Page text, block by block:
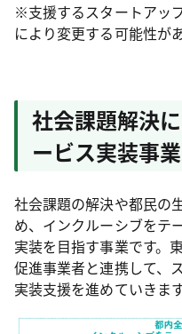
※支援するスタートアッ
により変更する可能性が
社会課題解決
ービス実装事
社会課題の解決や都民の
め、インクルーシブをテ
実装を目指す事業です。
促進事業者と連携して、
実装支援を進めていきます